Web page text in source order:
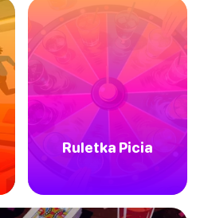
Ruletka Picia